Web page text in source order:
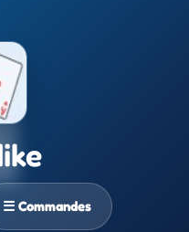
☰ Commandes